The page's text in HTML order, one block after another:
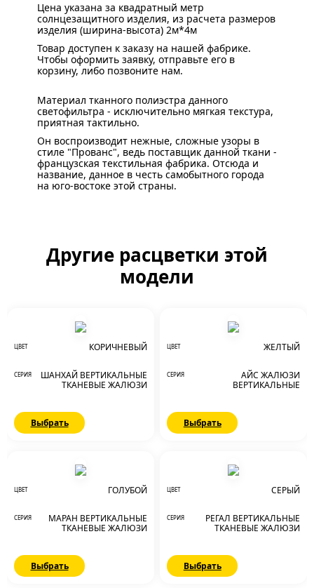
Цена указана за квадратный метр
солнцезащитного изделия, из расчета размеров
изделия (ширина-высота) 2м*4м
Товар доступен к заказу на нашей фабрике.
Чтобы оформить заявку, отправьте его в
корзину, либо позвоните нам.
Материал тканного полиэстра данного
светофильтра - исключительно мягкая текстура,
приятная тактильно.
Он воспроизводит нежные, сложные узоры в
стиле "Прованс", ведь поставщик данной ткани -
французская текстильная фабрика. Отсюда и
название, данное в честь самобытного города
на юго-востоке этой страны.
Другие расцветки этой
модели
ЦВЕТ КОРИЧНЕВЫЙ
СЕРИЯ
ШАНХАЙ ВЕРТИКАЛЬНЫЕ
ТКАНЕВЫЕ ЖАЛЮЗИ
Выбрать
ЦВЕТ ЖЕЛТЫЙ
СЕРИЯ
АЙС ЖАЛЮЗИ
ВЕРТИКАЛЬНЫЕ
Выбрать
ЦВЕТ ГОЛУБОЙ
СЕРИЯ
МАРАН ВЕРТИКАЛЬНЫЕ
ТКАНЕВЫЕ ЖАЛЮЗИ
Выбрать
ЦВЕТ СЕРЫЙ
СЕРИЯ
РЕГАЛ ВЕРТИКАЛЬНЫЕ
ТКАНЕВЫЕ ЖАЛЮЗИ
Выбрать